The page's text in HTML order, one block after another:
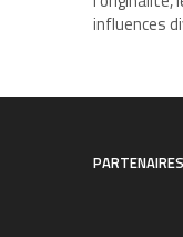
influences
PARTENAIRES